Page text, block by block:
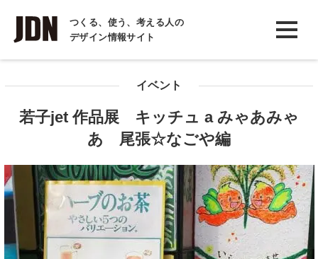
つくる、使う、考える人の
デザイン情報サイト
INTERVIEW
インタビュー
COLUMN
イベント
若子jet 作品展 キッチュ a みゃあみゃ
あ 尾張☆なごや編